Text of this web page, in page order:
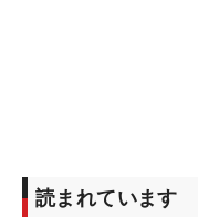
読まれています